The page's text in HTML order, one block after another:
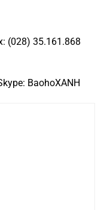
(028) 35.161.868
BaohoXANH